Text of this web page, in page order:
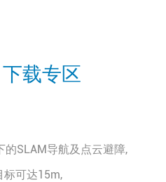
下载专区
SLAM导航及点云避障,
标可达15m,